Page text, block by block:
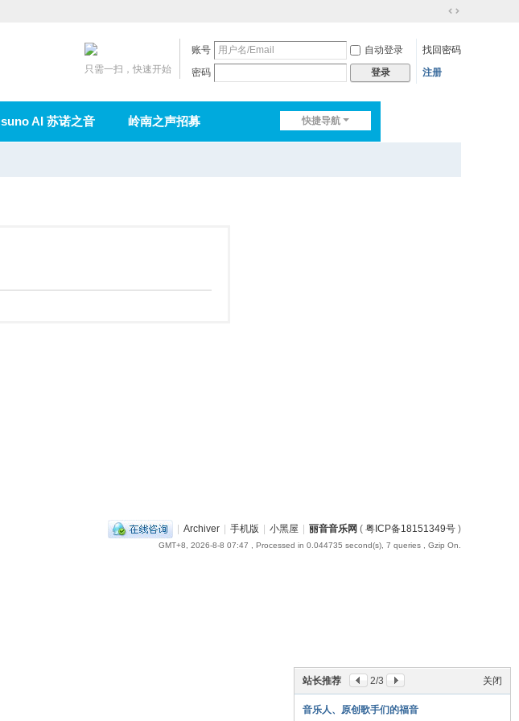
到
账号 自动登录
找回密码
密码
登录 注册
只需一扫，快速开始
快捷导航
suno AI 苏诺之音 岭南之声招募
关闭
站长推荐 2/3
音乐人、原创歌手们的福音
| Archiver | 手机版 | 小黑屋 | 丽音音乐网 ( 粤ICP备18151349号 )
GMT+8, 2026-8-8 07:47 , Processed in 0.044735 second(s), 7 queries , Gzip On.